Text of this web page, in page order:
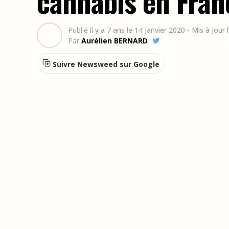
Publié il y a 7 ans le 14 janvier 2020 - Mis à jour
Par Aurélien BERNARD
Suivre Newsweed sur Google